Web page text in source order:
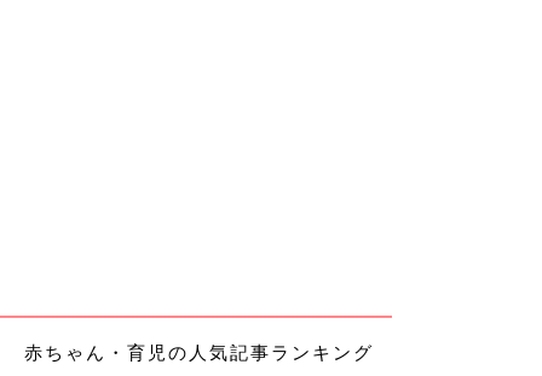
赤ちゃん・育児の人気記事ランキング